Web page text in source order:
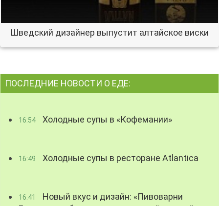
Шведский дизайнер выпустит алтайское виски
ПОСЛЕДНИЕ НОВОСТИ О ЕДЕ:
16:54 Холодные супы в «Кофемании»
16:49 Холодные супы в ресторане Atlantica
16:41
Новый вкус и дизайн: «Пивоварни